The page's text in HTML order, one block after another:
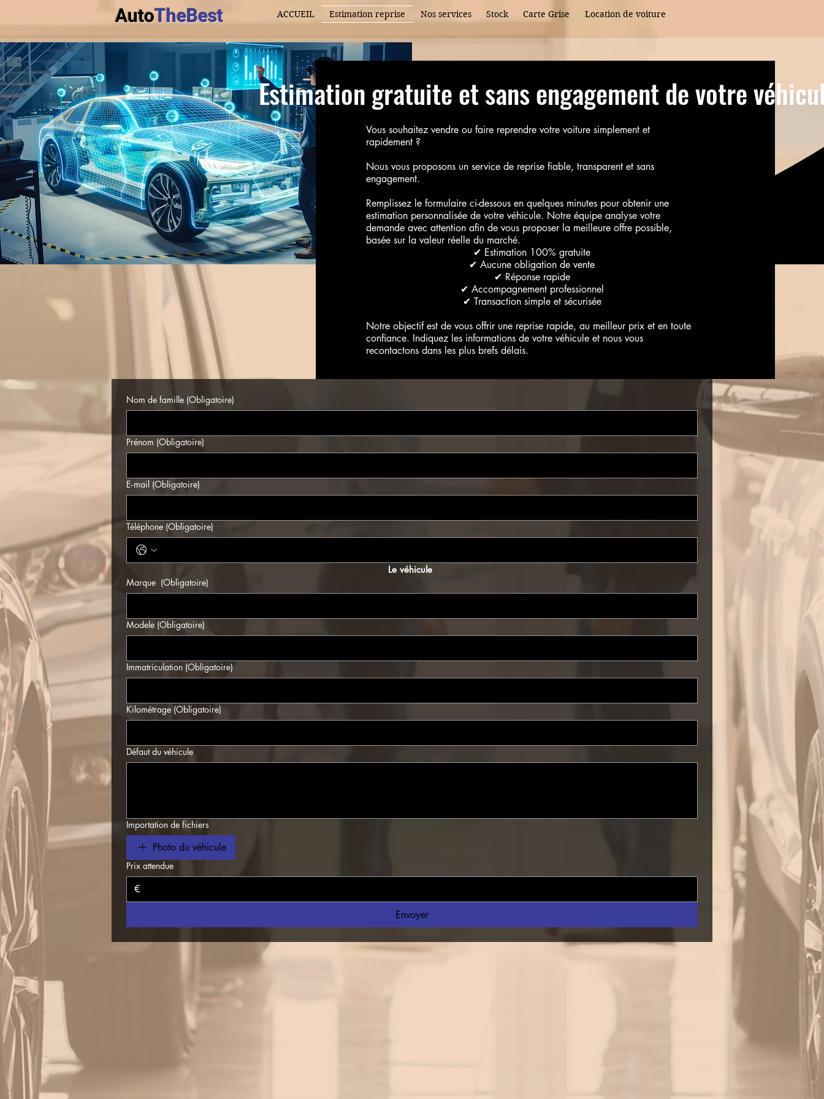
AutoTheBest ACCUEIL Estimation reprise Nos services Stock Carte Grise Location de voiture
Estimation gratuite et sans engagement de votre
Vous souhaitez vendre ou faire reprendre votre voiture simplement et
rapidement ?
Nous vous proposons un service de reprise fiable, transparent et sans
engagement.
Remplissez le formulaire ci-dessous en quelques minutes pour obtenir une
estimation personnalisée de votre véhicule. Notre équipe analyse votre
demande avec attention afin de vous proposer la meilleure offre possible,
basée sur la valeur réelle du marché.
✔ Estimation 100% gratuite
✔ Aucune obligation de vente
✔ Réponse rapide
✔ Accompagnement professionnel
✔ Transaction simple et sécurisée
Notre objectif est de vous offrir une reprise rapide, au meilleur prix et en toute
confiance. Indiquez les informations de votre véhicule et nous vous
recontactons dans les plus brefs délais.
Nom de famille (Obligatoire)
Prénom (Obligatoire)
E‑mail (Obligatoire)
Téléphone (Obligatoire)
Marque (Obligatoire)
Modele (Obligatoire)
Immatriculation (Obligatoire)
Kilométrage (Obligatoire)
Défaut du véhicule
Importation de fichiers
Photo du véhicule
Prix attendue
€
Envoyer